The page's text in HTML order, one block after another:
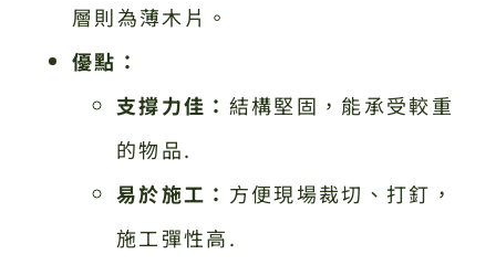
層則為薄木片。
優點：
支撐力佳： 結構堅固，能承受較重
的物品.
易於施工： 方便現場裁切、打釘，
施工彈性高.